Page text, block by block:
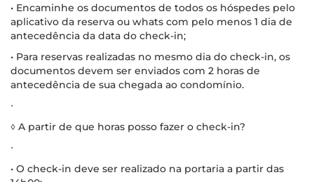
• Encaminhe os documentos de todos os hóspedes pelo
aplicativo da reserva ou whats com pelo menos 1 dia de
antecedência da data do check-in;
• Para reservas realizadas no mesmo dia do check-in, os
documentos devem ser enviados com 2 horas de
antecedência de sua chegada ao condomínio.
∙
◊ A partir de que horas posso fazer o check-in?
∙
• O check-in deve ser realizado na portaria a partir das